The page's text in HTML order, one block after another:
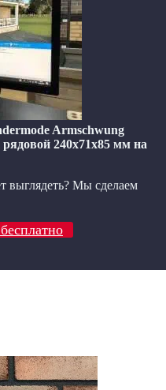
Armschwung
240x71x85 мм на
выглядеть? Мы сделаем